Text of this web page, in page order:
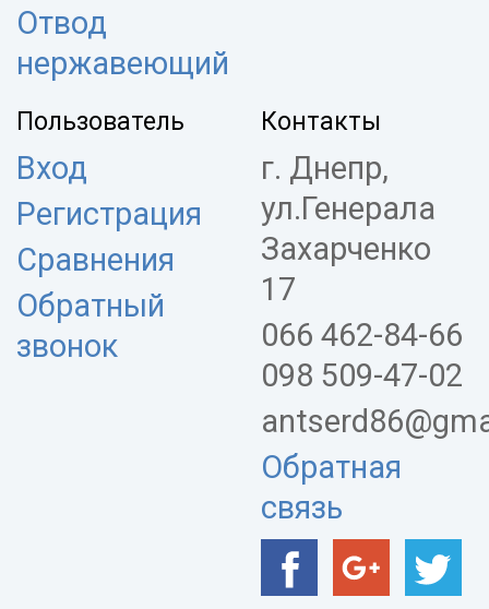
Отвод
нержавеющий
Пользователь
Вход
Регистрация
Сравнения
Обратный
звонок
Контакты
г. Днепр,
ул.Генерала
Захарченко
17
066 462-84-66
098 509-47-02
Обратная
связь